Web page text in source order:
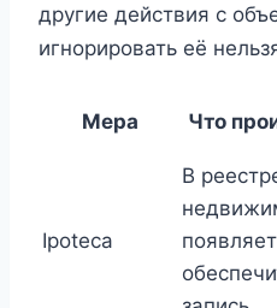
другие действия с
игнорировать её
Мера Что
Ipoteca
В